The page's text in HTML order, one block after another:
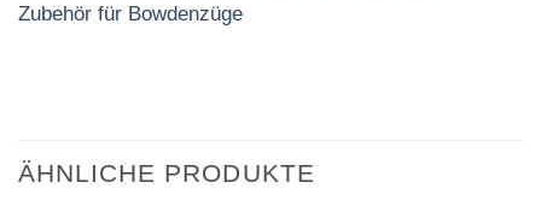
Zubehör für Bowdenzüge
ÄHNLICHE PRODUKTE